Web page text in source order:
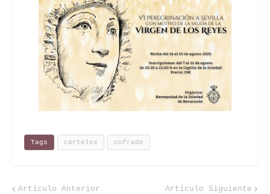
Tags carteles cofrade
Artículo Anterior Artículo Siguiente